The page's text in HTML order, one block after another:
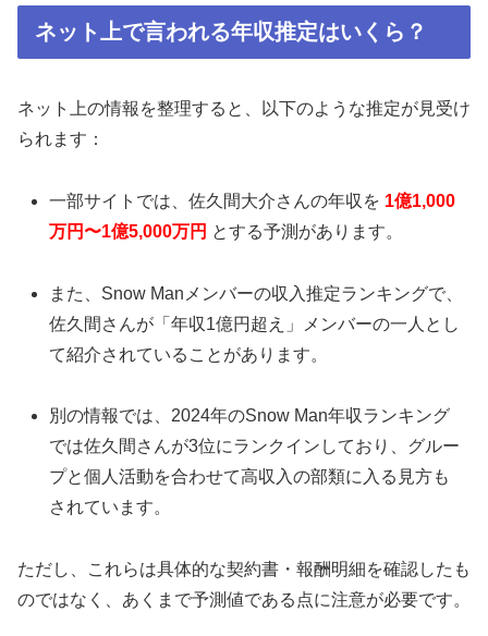
ネット上で言われる年収推定はいくら？
ネット上の情報を整理すると、以下のような推定が見受け
られます：
一部サイトでは、佐久間大介さんの年収を 1億1,000
万円〜1億5,000万円 とする予測があります。
また、Snow Manメンバーの収入推定ランキングで、
佐久間さんが「年収1億円超え」メンバーの一人とし
て紹介されていることがあります。
別の情報では、2024年のSnow Man年収ランキング
では佐久間さんが3位にランクインしており、グルー
プと個人活動を合わせて高収入の部類に入る見方も
されています。
ただし、これらは具体的な契約書・報酬明細を確認したも
のではなく、あくまで予測値である点に注意が必要です。